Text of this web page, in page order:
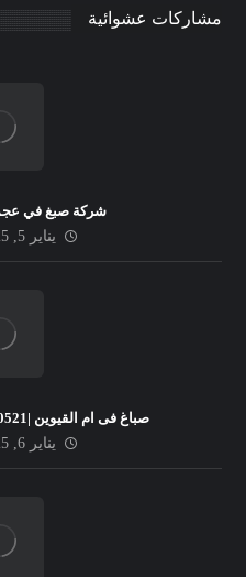
مشاركات عشوائية
شركة صبغ في عجمان
يناير 5, 2025
صباغ فى ام القيوين |0565930521| أرخص الصباغين
يناير 6, 2025